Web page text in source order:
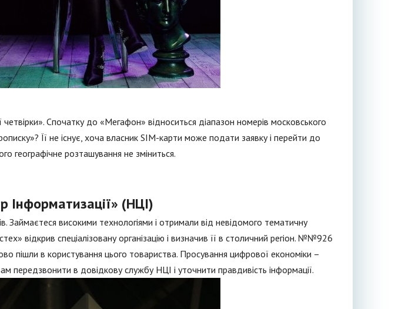
Спочатку до «Мегафон» відноситься діапазон номерів московського
Її не існує, хоча власник SIM-карти може подати заявку і перейти до
географічне розташування не зміниться.
Інформатизації» (НЦІ)
Займаєтеся високими технологіями і отримали від невідомого тематичну
відкрив спеціалізовану організацію і визначив її в столичний регіон. №№926
пішли в користування цього товариства. Просування цифрової економіки –
передзвонити в довідкову службу НЦІ і уточнити правдивість інформації.